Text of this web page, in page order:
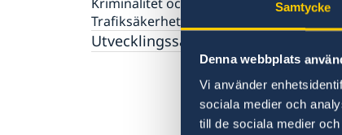
Samtycke
Denna webbplats
Vi använder
sociala medier och
till de sociala medier
Trafiksäkerhet
Utvecklingssamarbete